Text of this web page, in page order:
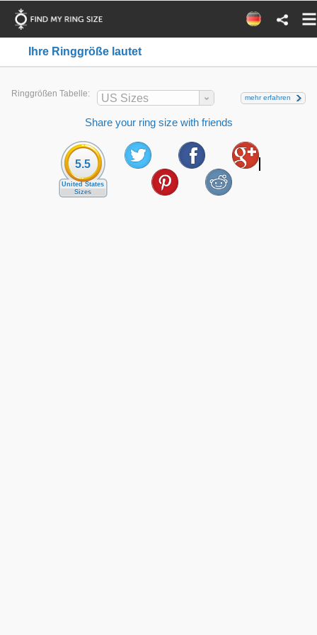
Ihre Ringgröße lautet
Ringgrößen Tabelle: US Sizes mehr erfahren
Share your ring size with friends
5.5
United States
Sizes